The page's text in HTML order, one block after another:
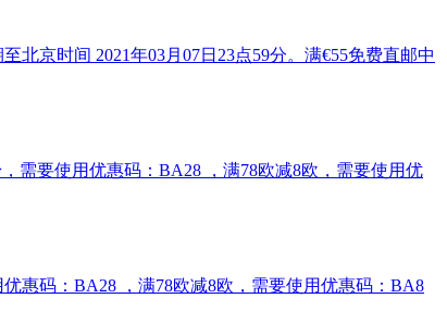
北京时间 2021年03月07日23点59分。满€55免费直邮中
需要使用优惠码：BA28 ，满78欧减8欧，需要使用优
惠码：BA28 ，满78欧减8欧，需要使用优惠码：BA8